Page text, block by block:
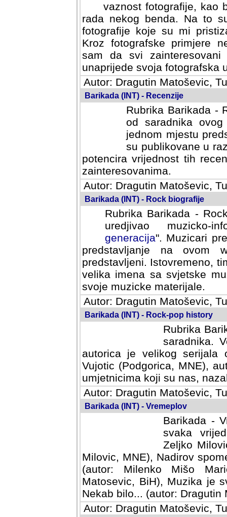
vaznost fotografije, kao
rada nekog benda. Na to
fotografije koje su mi
fotografske primjere
svi zainteresovani
svoja fotografska umijeca.
Autor: Dragutin Matoševic,
Barikada (INT) - Recenzije
Rubrika Barikada -
od saradnika
jednom mjestu
su publikovane u
potencira vrijednost tih
zainteresovanima.
Autor: Dragutin Matoševic,
Barikada (INT) - Rock biografije
Rubrika Barikada -
uredjivao muzicko-
Muzicari predstavljeni u
na ovom web portalu
Istovremeno, tim nacinom
sa svjetske muzicke scene
materijale.
Autor: Dragutin Matoševic,
Barikada (INT) - Rock-pop history
Rubrika
saradnika.
autorica je velikog serijala
Vujotic (Podgorica, MNE),
umjetnicima koji su nas,
Autor: Dragutin Matoševic,
Barikada (INT) - Vremeplov
Barikada -
svaka
Milovic,
MNE), Nadirov spomenar
Milenko Mišo Maric, UK),
Muzika je svirala (autor:
(autor: Dragutin Matosevic,
Autor: Dragutin Matoševic,